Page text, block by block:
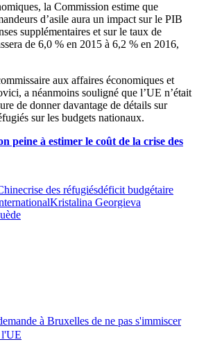
la Commission estime que
d’asile aura un impact sur le PIB
supplémentaires et sur le taux de
de 6,0 % en 2015 à 6,2 % en 2016,
aux affaires économiques et
a néanmoins souligné que l’UE n’était
de donner davantage de détails sur
sur les budgets nationaux.
peine à estimer le coût de la crise des
crise des réfugiésdéficit budgétaire
Kristalina Georgieva
à Bruxelles de ne pas s'immiscer
l'UE